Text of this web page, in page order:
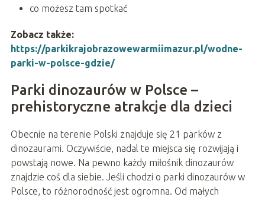
co możesz tam spotkać
Zobacz także:
https://parkikrajobrazowewarmiimazur.pl/wodne-
parki-w-polsce-gdzie/
Parki dinozaurów w Polsce –
prehistoryczne atrakcje dla dzieci
Obecnie na terenie Polski znajduje się 21 parków z
dinozaurami. Oczywiście, nadal te miejsca się rozwijają i
powstają nowe. Na pewno każdy miłośnik dinozaurów
znajdzie coś dla siebie. Jeśli chodzi o parki dinozaurów w
Polsce, to różnorodność jest ogromna. Od małych